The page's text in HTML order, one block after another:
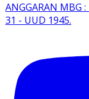
ANGGARAN MBG
31 - UUD 1945.